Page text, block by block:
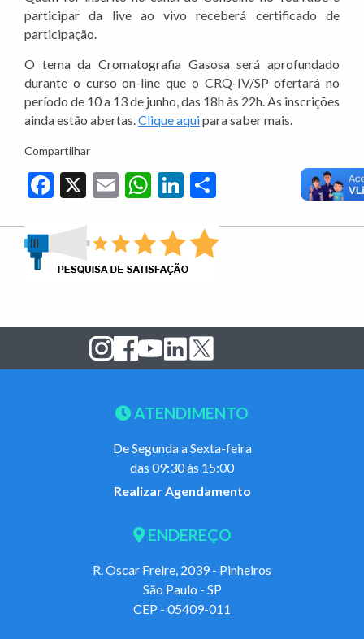
participar da live ao vivo receberá certificado de
participação.
O tema da Cromatografia Gasosa será aprofundado
durante o curso on-line que o CRQ-IV/SP ofertará no
período de 10 a 13 de junho, das 18h às 22h. As inscrições
ainda estão abertas. Clique aquipara saber mais.
Compartilhar
Facebook
X EmailWhatsApp
LinkedIn
ATENDIMENTO
De Segunda a Sexta-feira
das 09:30 às 15:00
Realizar Agendamento
ENDEREÇO
R. Oscar Freire, 2039 - Pinheiros
São Paulo - SP
CEP - 05409-011